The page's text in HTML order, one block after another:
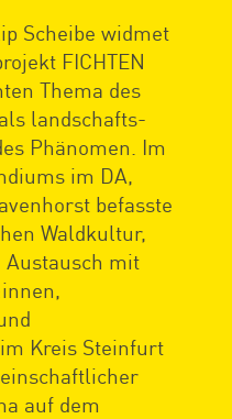
Scheibe widmet
FICHTEN
Thema des
landschafts-
Phänomen. Im
im DA,
befasste
Waldkultur,
Austausch mit
Kreis Steinfurt
auf dem